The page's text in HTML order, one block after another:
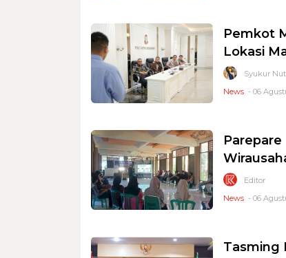
Pemkot
Lokasi
Syukur
News - 06
Editor
News - 06
Tasming